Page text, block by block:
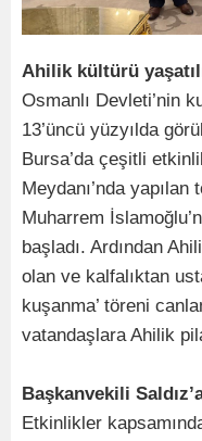
Ahilik kültürü
Osmanlı Devleti’nin
13’üncü yüzyılda
Bursa’da çeşitli
Meydanı’nda yapılan
Muharrem
başladı. Ardından
olan ve kalfalıktan
kuşanma’ töreni
vatandaşlara Ahilik
Başkanvekili
Etkinlikler